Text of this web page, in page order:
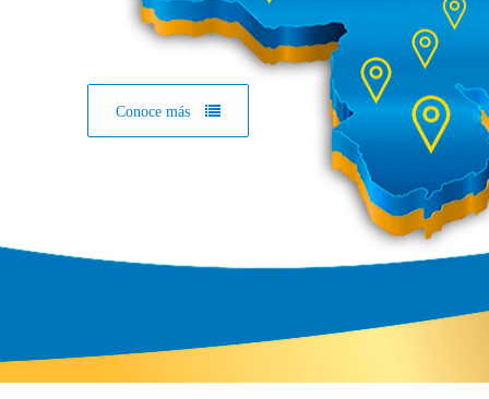
Conoce más